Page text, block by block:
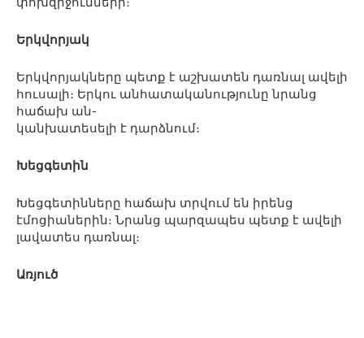
Երկվորյակ
Երկվորյակները պետք է աշխատեն դառնալ ավելի
հուսալի։ Երկու անհատականությունը նրանց
հաճախ ան-
կանխատեսելի է դարձնում։
Խեցգետին
Խեցգետինները հաճախ տրվում են իրենց
էմոցիաներին։ Նրանց պարզապես պետք է ավելի
լավատես դառնալ։
Առյուծ